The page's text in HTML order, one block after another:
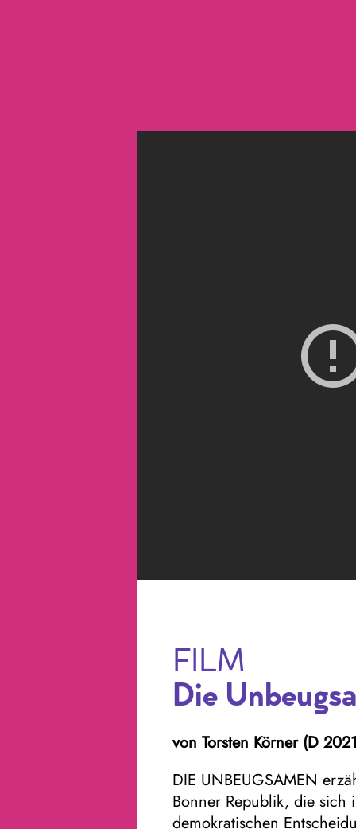
FILM
Die
von Torsten Körner (D
DIE UNBEUGSAMEN
Bonner Republik, die sich
demokratischen